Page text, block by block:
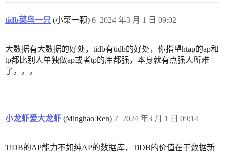
tidb菜鸟一只 (小菜一颗) 2024 年3 月 1 日 09:02
6
大数据有大数据的好处，tidb有tidb的好处，你指望htap的ap和
tp都比别人单独做ap或者tp的库都强，本身就有点强人所难
了。。。
小龙虾爱大龙虾 (Minghao Ren) 2024 年3 月 1 日 09:14
7
TiDB的AP能力不如纯AP的数据库，TiDB的价值在于数据新